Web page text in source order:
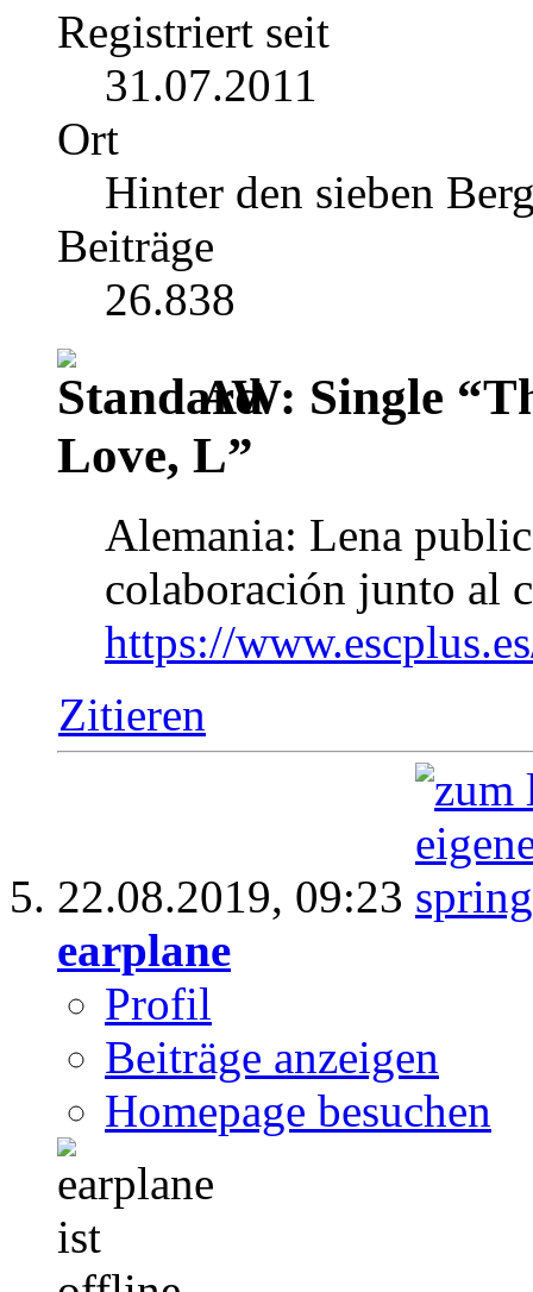
Registriert seit
31.07.2011
Ort
Hinter den sieben
Beiträge
26.838
AW: Single
Love, L”
Alemania: Lena
colaboración junto al
https://
Zitieren
22.08.2019, 09:23
earplane
Profil
Beiträge anzeigen
Homepage besuchen